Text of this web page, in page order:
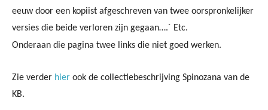
eeuw door een kopiist afgeschreven van twee oorspronkelijker
versies die beide verloren zijn gegaan….´ Etc.
Onderaan die pagina twee links die niet goed werken.
Zie verder hier ook de collectiebeschrijving Spinozana van de
KB.